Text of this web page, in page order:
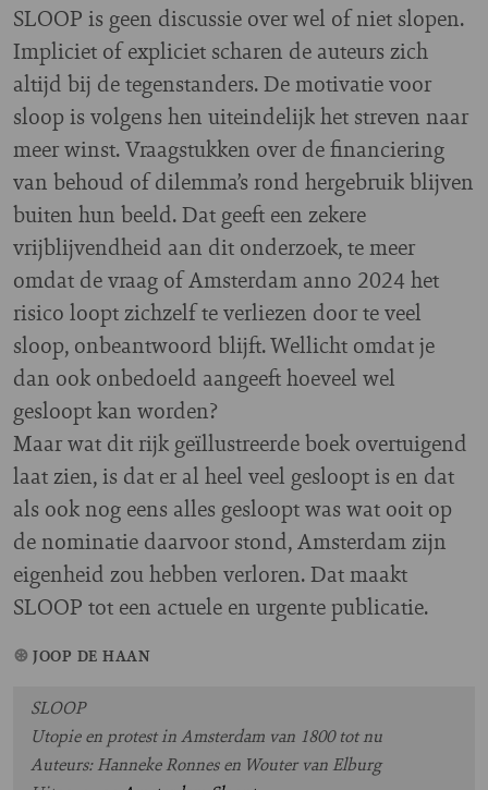
SLOOP is geen discussie over wel of niet slopen.
Impliciet of expliciet scharen de auteurs zich
altijd bij de tegenstanders. De motivatie voor
sloop is volgens hen uiteindelijk het streven naar
meer winst. Vraagstukken over de financiering
van behoud of dilemma’s rond hergebruik blijven
buiten hun beeld. Dat geeft een zekere
vrijblijvendheid aan dit onderzoek, te meer
omdat de vraag of Amsterdam anno 2024 het
risico loopt zichzelf te verliezen door te veel
sloop, onbeantwoord blijft. Wellicht omdat je
dan ook onbedoeld aangeeft hoeveel wel
gesloopt kan worden?
Maar wat dit rijk geïllustreerde boek overtuigend
laat zien, is dat er al heel veel gesloopt is en dat
als ook nog eens alles gesloopt was wat ooit op
de nominatie daarvoor stond, Amsterdam zijn
eigenheid zou hebben verloren. Dat maakt
SLOOP tot een actuele en urgente publicatie.
JOOP DE HAAN
SLOOP
Utopie en protest in Amsterdam van 1800 tot nu
Auteurs: Hanneke Ronnes en Wouter van Elburg